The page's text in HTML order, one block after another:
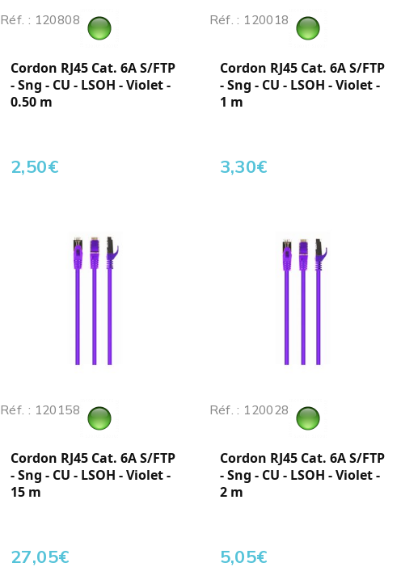
Réf. : 120808
Cordon RJ45 Cat. 6A S/FTP
- Sng - CU - LSOH - Violet -
0.50 m
2,50€
Réf. : 120018
Cordon RJ45 Cat. 6A S/FTP
- Sng - CU - LSOH - Violet -
1 m
3,30€
Réf. : 120158
Cordon RJ45 Cat. 6A S/FTP
- Sng - CU - LSOH - Violet -
15 m
27,05€
Réf. : 120028
Cordon RJ45 Cat. 6A S/FTP
- Sng - CU - LSOH - Violet -
2 m
5,05€